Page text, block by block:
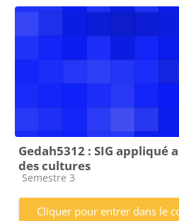
Gedah5312 : SIG appliqué
des cultures
Catégorie de cours
Semestre 3
Cliquer pour entrer dans le